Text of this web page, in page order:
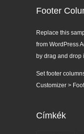
Footer
Replace this
from WordPress
by drag and drop
Set footer
Customizer >
Címkék